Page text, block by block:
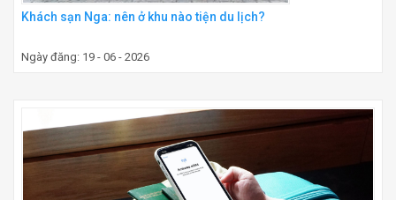
Khách sạn Nga: nên ở khu nào tiện du lịch?
Ngày đăng: 19 - 06 - 2026